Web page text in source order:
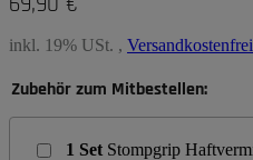
inkl. 19% USt. ,
Zubehör zum Mitbestellen:
1 Set Stompgrip